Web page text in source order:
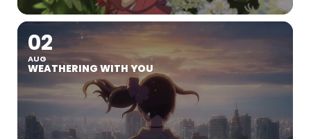
02
AUG
WEATHERING WITH YOU